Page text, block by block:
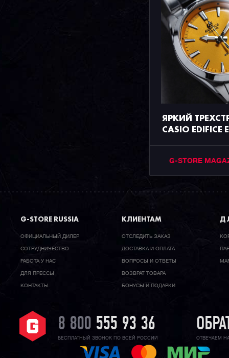
ЯРКИЙ
CASIO EDIFICE
G-STORE
G-STORE RUSSIA
ОФИЦИАЛЬНЫЙ ДИЛЕР
CОТРУДНИЧЕСТВО
РАБОТА У НАС
ДЛЯ ПРЕССЫ
КОНТАКТЫ
КЛИЕНТАМ
ОТСЛЕДИТЬ ЗАКАЗ
ДОСТАВКА И ОПЛАТА
ВОПРОСЫ И ОТВЕТЫ
ВОЗВРАТ ТОВАРА
БОНУСЫ И ПОДАРКИ
8 800 555 93 36
БЕСПЛАТНЫЙ ЗВОНОК ПО ВСЕЙ РОССИИ ОТВЕЧАЕМ